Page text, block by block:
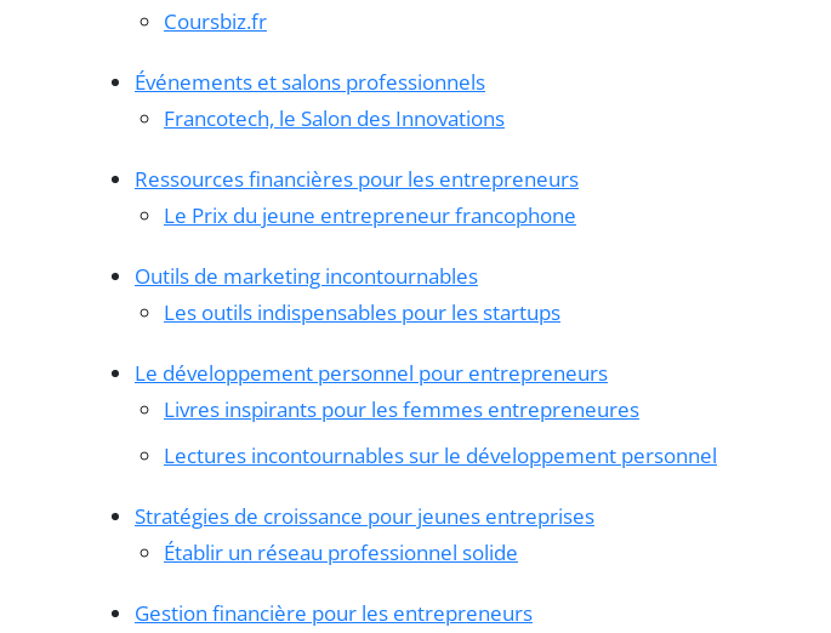
Coursbiz.fr
Événements et salons professionnels
Francotech, le Salon des Innovations
Ressources financières pour les entrepreneurs
Le Prix du jeune entrepreneur francophone
Outils de marketing incontournables
Les outils indispensables pour les startups
Le développement personnel pour entrepreneurs
Livres inspirants pour les femmes entrepreneures
Lectures incontournables sur le développement personnel
Stratégies de croissance pour jeunes entreprises
Établir un réseau professionnel solide
Gestion financière pour les entrepreneurs